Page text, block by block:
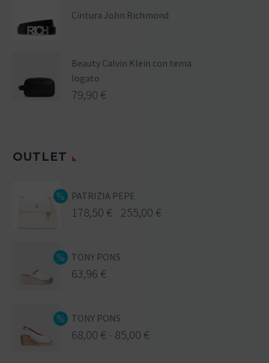
Cintura John Richmond
Beauty Calvin Klein con tema
logato
79,90 €
OUTLET
PATRIZIA PEPE
178,50 € 255,00 €
TONY PONS
63,96 €
TONY PONS
68,00 € 85,00 €